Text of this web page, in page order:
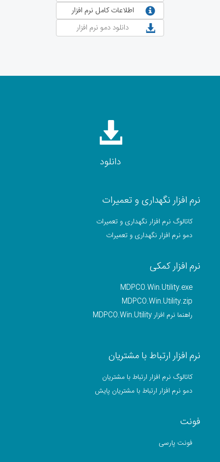
اطلاعات کامل نرم افزار
دانلود دمو نرم افزار
دانلود
نرم افزار نگهداری و تعمیرات
کاتالوگ نرم افزار نگهداری و تعمیرات
دمو نرم افزار نگهداری و تعمیرات
نرم افزار کمکی
MDPCO.Win.Utility.exe
MDPCO.Win.Utility.zip
راهنما نرم افزار MDPCO.Win.Utility
نرم افزار ارتباط با مشتریان
کاتالوگ نرم افزار ارتباط با مشتریان
دمو نرم افزار ارتباط با مشتریان پایش
فونت
فونت پارسی